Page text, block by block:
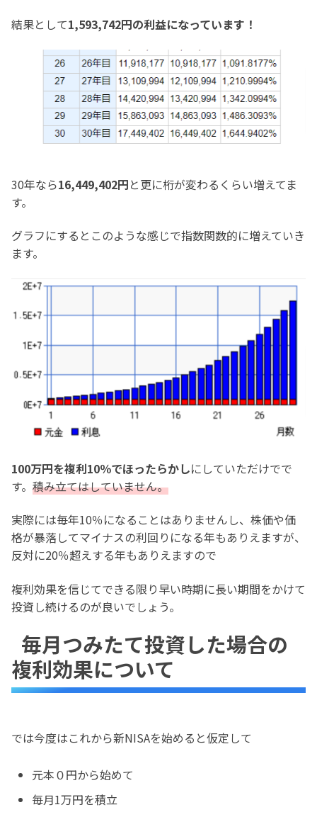
結果として1,593,742円の利益になっています！
30年なら16,449,402円と更に桁が変わるくらい増えてま
す。
グラフにするとこのような感じで指数関数的に増えていき
ます。
100万円を複利10％でほったらかしにしていただけでで
す。 積み立てはしていません。
実際には毎年10％になることはありませんし、株価や価
格が暴落してマイナスの利回りになる年もありえますが、
反対に20％超えする年もありえますので
複利効果を信じてできる限り早い時期に長い期間をかけて
投資し続けるのが良いでしょう。
毎月つみたて投資した場合の
複利効果について
では今度はこれから新NISAを始めると仮定して
元本０円から始めて
毎月1万円を積立